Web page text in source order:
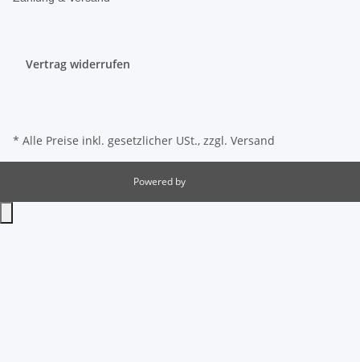
Vertrag widerrufen
* Alle Preise inkl. gesetzlicher USt., zzgl. Versand
Powered by